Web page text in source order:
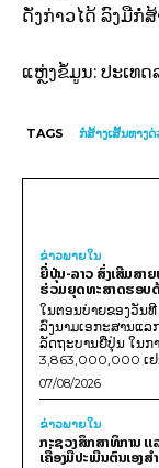
ດັ່ງກ່າວໄດ້ ລົງມືກໍ່ສ້
ແຫຼ່ງຂໍ້ມູນ: ປະເທດ
TAGS ກໍ່ສ້າງເສັ້ນທາງ
ຂ່າວພາຍ​ໃນ
ຍີ່ປຸ່ນ-ລາວ ສົ່ງເສີມສາ
ຮ່ວມຍຸດທະສາດຮອບ
ໃນຕອນບ່າຍຂອງວັນທີ
ລົງນາມເອກະສານແລ
ລັດຖະບານຍີ່ປຸ່ນ ໃນ
3,863,000,000 ເຢ
07/08/2026
ຂ່າວພາຍ​ໃນ
ກະຊວງສຶກສາທິການ ແ
ເຄື່ອງມືປະເມີນຕົນເອງ